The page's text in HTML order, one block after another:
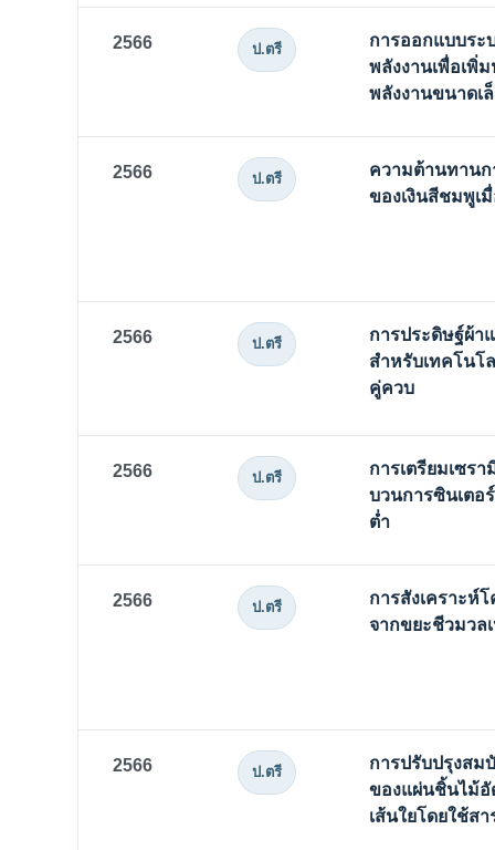
2566 ป.ตรี
การออกแบบระ
พลังงานเพื่อเพิ่
พลังงานขนาดเ
2566 ป.ตรี
ความต้านทาน
ของเงินสีชมพูเ
2566 ป.ตรี
การประดิษฐ์ผ้า
สำหรับเทคโนโ
คู่ควบ
2566 ป.ตรี
การเตรียมเซร
บวนการซินเตอ
ต่ำ
2566 ป.ตรี
การสังเคราะห์
จากขยะชีวมวล
2566 ป.ตรี
การปรับปรุงสม
ของแผ่นชิ้นไม้
เส้นใยโดยใช้ส